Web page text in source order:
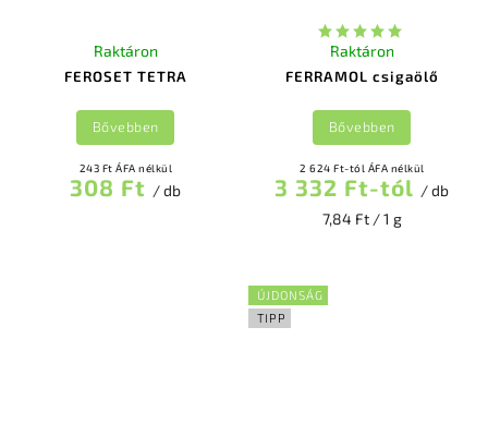
FEROSET TETRA
Raktáron
243 Ft ÁFA nélkül
308 Ft / db
Bővebben
FERRAMOL csigaölő
Raktáron
2 624 Ft-tól ÁFA nélkül
3 332 Ft-tól / db
7,84 Ft / 1 g
Bővebben
ÚJDONSÁG
TIPP